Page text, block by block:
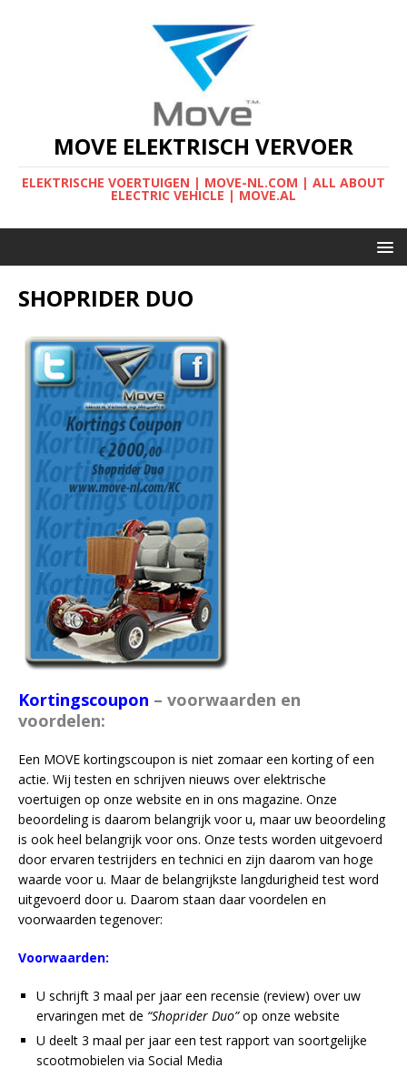
MOVE ELEKTRISCH VERVOER
ELEKTRISCHE VOERTUIGEN | MOVE-NL.COM | ALL ABOUT
ELECTRIC VEHICLE | MOVE.AL
SHOPRIDER DUO
Kortingscoupon – voorwaarden en
voordelen:
Een MOVE kortingscoupon is niet zomaar een korting of een
actie. Wij testen en schrijven nieuws over elektrische
voertuigen op onze website en in ons magazine. Onze
beoordeling is daarom belangrijk voor u, maar uw beoordeling
is ook heel belangrijk voor ons. Onze tests worden uitgevoerd
door ervaren testrijders en technici en zijn daarom van hoge
waarde voor u. Maar de belangrijkste langdurigheid test word
uitgevoerd door u. Daarom staan daar voordelen en
voorwaarden tegenover:
Voorwaarden:
U schrijft 3 maal per jaar een recensie (review) over uw
ervaringen met de “Shoprider Duo”op onze website
U deelt 3 maal per jaar een test rapport van soortgelijke
scootmobielen via Social Media